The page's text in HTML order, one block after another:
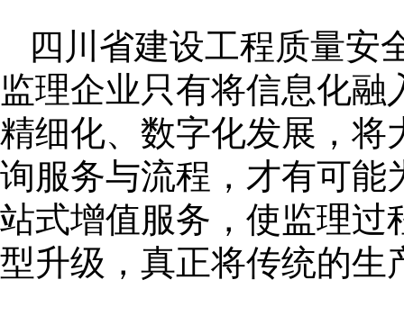
四川省建设工程质量安
监理企业只有将信息化
精细化、数字化发展，将
询服务与流程，才有可能
站式增值服务，使监理过
型升级，真正将传统的生